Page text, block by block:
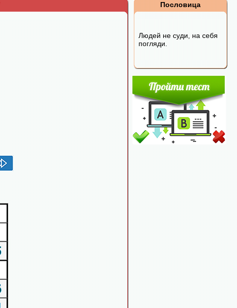
Пословица
Людей не суди, на себя
погляди.